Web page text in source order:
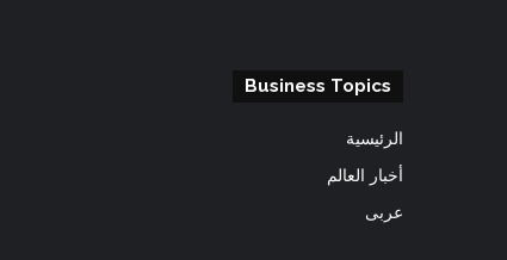
Business Topics
الرئيسية
أخبار العالم
عربى